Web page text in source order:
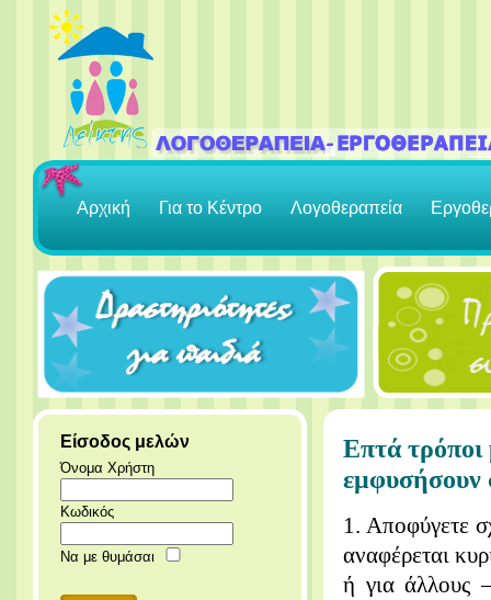
Αρχική Για το Κέντρο Λογοθεραπεία
Είσοδος μελών
Όνομα Χρήστη
Κωδικός
Να με θυμάσαι
Επτά τρόποι
εμφυσήσουν
1. Αποφύγετε
αναφέρεται
ή για άλλους